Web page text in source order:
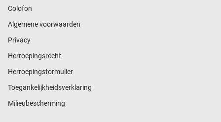
Colofon
Algemene voorwaarden
Privacy
Herroepingsrecht
Herroepingsformulier
Toegankelijkheidsverklaring
Milieubescherming